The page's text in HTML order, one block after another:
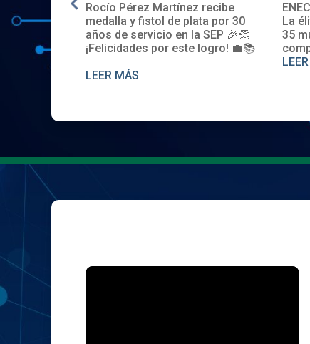
recibe
de plata por 30
en la SEP 🎉👏
este logro! 💼📚
ENECB-CEA 2025: Arrancamos
La élite del ITSJR inicia la batalla.
35 mujeres y 32 hombres
compiten. Somos sede nacional